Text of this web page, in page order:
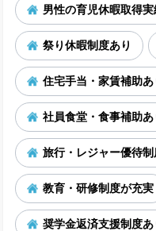
男性の育児休暇取得実
祭り休暇制度あり
住宅手当・家賃補助あ
社員食堂・食事補助あ
旅行・レジャー優待制
教育・研修制度が充実
奨学金返済支援制度あ